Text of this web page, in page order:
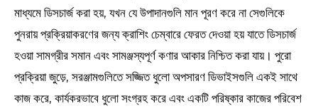
মাধ্যমে ডিসচার্জ করা হয়, যখন যে উপাদানগুলি মান পূরণ করে না সেগুলিকে
পুনরায় প্রক্রিয়াকরণের জন্য ক্রাশিং চেম্বারে ফেরত দেওয়া হয় যাতে ডিসচার্জ
হওয়া সামগ্রীর সমান এবং সামঞ্জস্যপূর্ণ কণার আকার নিশ্চিত করা যায়। পুরো
প্রক্রিয়া জুড়ে, সরঞ্জামগুলিতে সজ্জিত ধুলো অপসারণ ডিভাইসগুলি একই সাথে
কাজ করে, কার্যকরভাবে ধুলো সংগ্রহ করে এবং একটি পরিষ্কার কাজের পরিবেশ